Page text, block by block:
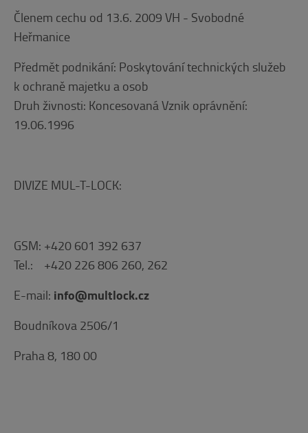
Členem cechu od 13.6. 2009 VH - Svobodné
Heřmanice
Předmět podnikání: Poskytování technických služeb
k ochraně majetku a osob
Druh živnosti: Koncesovaná Vznik oprávnění:
19.06.1996
DIVIZE MUL-T-LOCK:
GSM: +420 601 392 637
Tel.: +420 226 806 260, 262
E-mail: info@multlock.cz
Boudníkova 2506/1
Praha 8, 180 00